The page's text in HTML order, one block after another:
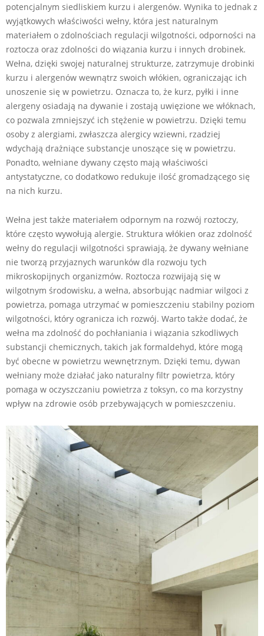
potencjalnym siedliskiem kurzu i alergenów. Wynika to jednak z
wyjątkowych właściwości wełny, która jest naturalnym
materiałem o zdolnościach regulacji wilgotności, odporności na
roztocza oraz zdolności do wiązania kurzu i innych drobinek.
Wełna, dzięki swojej naturalnej strukturze, zatrzymuje drobinki
kurzu i alergenów wewnątrz swoich włókien, ograniczając ich
unoszenie się w powietrzu. Oznacza to, że kurz, pyłki i inne
alergeny osiadają na dywanie i zostają uwięzione we włóknach,
co pozwala zmniejszyć ich stężenie w powietrzu. Dzięki temu
osoby z alergiami, zwłaszcza alergicy wziewni, rzadziej
wdychają drażniące substancje unoszące się w powietrzu.
Ponadto, wełniane dywany często mają właściwości
antystatyczne, co dodatkowo redukuje ilość gromadzącego się
na nich kurzu.
Wełna jest także materiałem odpornym na rozwój roztoczy,
które często wywołują alergie. Struktura włókien oraz zdolność
wełny do regulacji wilgotności sprawiają, że dywany wełniane
nie tworzą przyjaznych warunków dla rozwoju tych
mikroskopijnych organizmów. Roztocza rozwijają się w
wilgotnym środowisku, a wełna, absorbując nadmiar wilgoci z
powietrza, pomaga utrzymać w pomieszczeniu stabilny poziom
wilgotności, który ogranicza ich rozwój. Warto także dodać, że
wełna ma zdolność do pochłaniania i wiązania szkodliwych
substancji chemicznych, takich jak formaldehyd, które mogą
być obecne w powietrzu wewnętrznym. Dzięki temu, dywan
wełniany może działać jako naturalny filtr powietrza, który
pomaga w oczyszczaniu powietrza z toksyn, co ma korzystny
wpływ na zdrowie osób przebywających w pomieszczeniu.